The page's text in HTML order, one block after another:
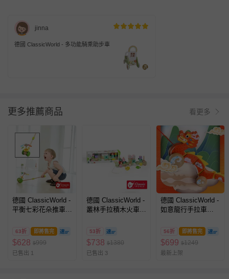
jinna
德國 ClassicWorld - 多功能騎乘助步車
更多推薦商品 看更多
德國 ClassicWorld -
平衡七彩花朵推車
63折 即將售完
$628 $999
已售出 1
德國 ClassicWorld -
叢林手拉積木火車
53折
$738 $1380
已售出 3
德國 ClassicWorld -
如意龍行手拉車
56折 即將售完
$699 $1249
最新上架